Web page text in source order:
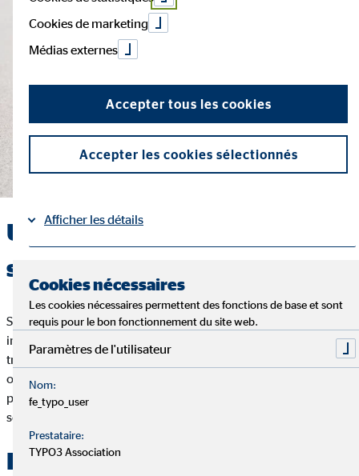
Un service entièrement basé
sur une équipe solide
Stephan Maurer aime et vit son travail. La chose la plus
importante pour lui et son équipe est l'esprit de communauté:
travailler ensemble sur des visions, traiter honnêtement et
ouvertement les uns avec les autres, accueillir chaque
personnalité et chaque culture. Parce que seule une équipe
solide jette les bases d'un conseil optimal à nos clients.
Les défis, une opportunité
Cookies de marketing
Médias externes
Accepter tous les cookies
Accepter les cookies sélectionnés
Afficher les détails
Cookies nécessaires
Les cookies nécessaires permettent des fonctions de base et sont
requis pour le bon fonctionnement du site web.
Paramètres de l'utilisateur
Nom:
fe_typo_user
Prestataire:
TYPO3 Association